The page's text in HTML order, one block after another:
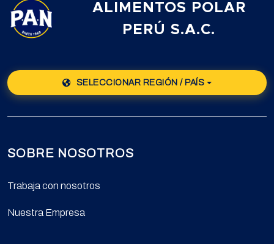
ALIMENTOS POLAR
PERÚ S.A.C.
SELECCIONAR REGIÓN / PAÍS
SOBRE NOSOTROS
Trabaja con nosotros
Nuestra Empresa